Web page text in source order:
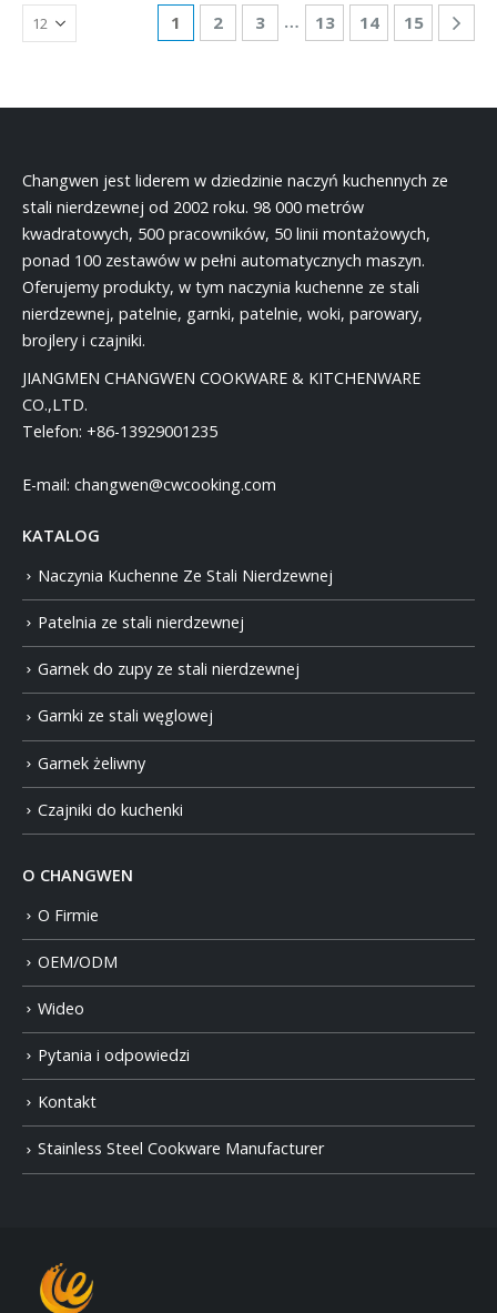
1 2 3 … 13 14 15
Changwen jest liderem w dziedzinie naczyń kuchennych ze
stali nierdzewnej od 2002 roku. 98 000 metrów
kwadratowych, 500 pracowników, 50 linii montażowych,
ponad 100 zestawów w pełni automatycznych maszyn.
Oferujemy produkty, w tym naczynia kuchenne ze stali
nierdzewnej, patelnie, garnki, patelnie, woki, parowary,
brojlery i czajniki.
JIANGMEN CHANGWEN COOKWARE & KITCHENWARE
CO.,LTD.
Telefon: +86-13929001235
E-mail: changwen@cwcooking.com
KATALOG
Naczynia Kuchenne Ze Stali Nierdzewnej
Patelnia ze stali nierdzewnej
Garnek do zupy ze stali nierdzewnej
Garnki ze stali węglowej
Garnek żeliwny
Czajniki do kuchenki
O CHANGWEN
O Firmie
OEM/ODM
Wideo
Pytania i odpowiedzi
Kontakt
Stainless Steel Cookware Manufacturer